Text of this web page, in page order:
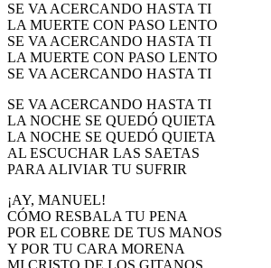
SE VA ACERCANDO HASTA TI
LA MUERTE CON PASO LENTO
SE VA ACERCANDO HASTA TI
LA MUERTE CON PASO LENTO
SE VA ACERCANDO HASTA TI
SE VA ACERCANDO HASTA TI
LA NOCHE SE QUEDÓ QUIETA
LA NOCHE SE QUEDÓ QUIETA
AL ESCUCHAR LAS SAETAS
PARA ALIVIAR TU SUFRIR
¡AY, MANUEL!
CÓMO RESBALA TU PENA
POR EL COBRE DE TUS MANOS
Y POR TU CARA MORENA